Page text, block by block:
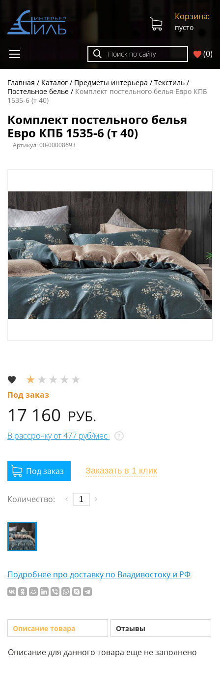
(0)
Корзина:
пусто
Главная Каталог Предметы интерьера
Текстиль
Постельное белье
Комплект постельного белья Евро КПБ
1535-6 (т 40)
Комплект постельного белья
Евро КПБ 1535-6 (т 40)
Артикул:00-00008693
Под заказ
17 160 РУБ.
В рассрочку от 477 руб/мес ?
Заказать в 1 клик
Количество:
Подробнее про доставку по Владивостоку и РФ
Описание товара Отзывы
Описание для данного товара еще не заполнено